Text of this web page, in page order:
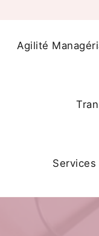
Agilité